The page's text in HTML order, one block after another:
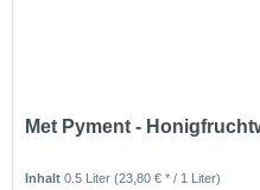
Met Pyment -
Inhalt0.5 Liter(23,80 € * / 1 Liter)